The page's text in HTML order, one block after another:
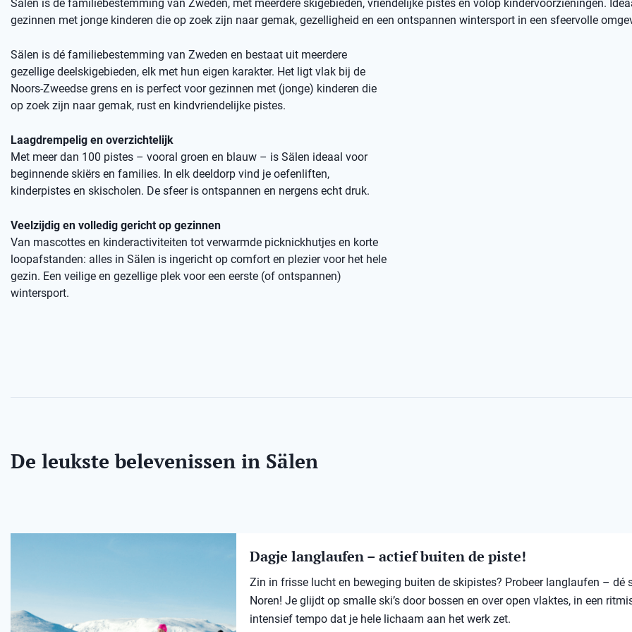
Sälen is dé familiebestemming van Zweden, met meerdere skigebieden, vriendelijke pistes en volop kindervoorzieningen.
gezinnen met jonge kinderen die op zoek zijn naar gemak, gezelligheid en een ontspannen wintersport in een sfeervolle
Sälen is dé familiebestemming van Zweden en bestaat uit meerdere
gezellige deelskigebieden, elk met hun eigen karakter. Het ligt vlak bij de
Noors-Zweedse grens en is perfect voor gezinnen met (jonge) kinderen die
op zoek zijn naar gemak, rust en kindvriendelijke pistes.
Laagdrempelig en overzichtelijk
Met meer dan 100 pistes – vooral groen en blauw – is Sälen ideaal voor
beginnende skiërs en families. In elk deeldorp vind je oefenliften,
kinderpistes en skischolen. De sfeer is ontspannen en nergens echt druk.
Veelzijdig en volledig gericht op gezinnen
Van mascottes en kinderactiviteiten tot verwarmde picknickhutjes en korte
loopafstanden: alles in Sälen is ingericht op comfort en plezier voor het hele
gezin. Een veilige en gezellige plek voor een eerste (of ontspannen)
wintersport.
De leukste belevenissen in Sälen
Dagje langlaufen – actief buiten de piste!
Zin in frisse lucht en beweging buiten de skipistes? Probeer langlaufen – dé
Noren! Je glijdt op smalle ski’s door bossen en over open vlaktes, in een
intensief tempo dat je hele lichaam aan het werk zet.